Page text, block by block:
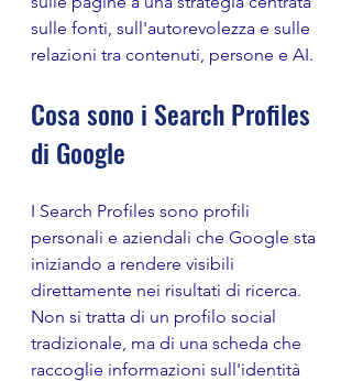
sulle fonti, sull'autorevolezza e sulle
relazioni tra contenuti, persone e AI.
Cosa sono i Search Profiles
di Google
I Search Profiles sono profili
personali e aziendali che Google sta
iniziando a rendere visibili
direttamente nei risultati di ricerca.
Non si tratta di un profilo social
tradizionale, ma di una scheda che
raccoglie informazioni sull'identità